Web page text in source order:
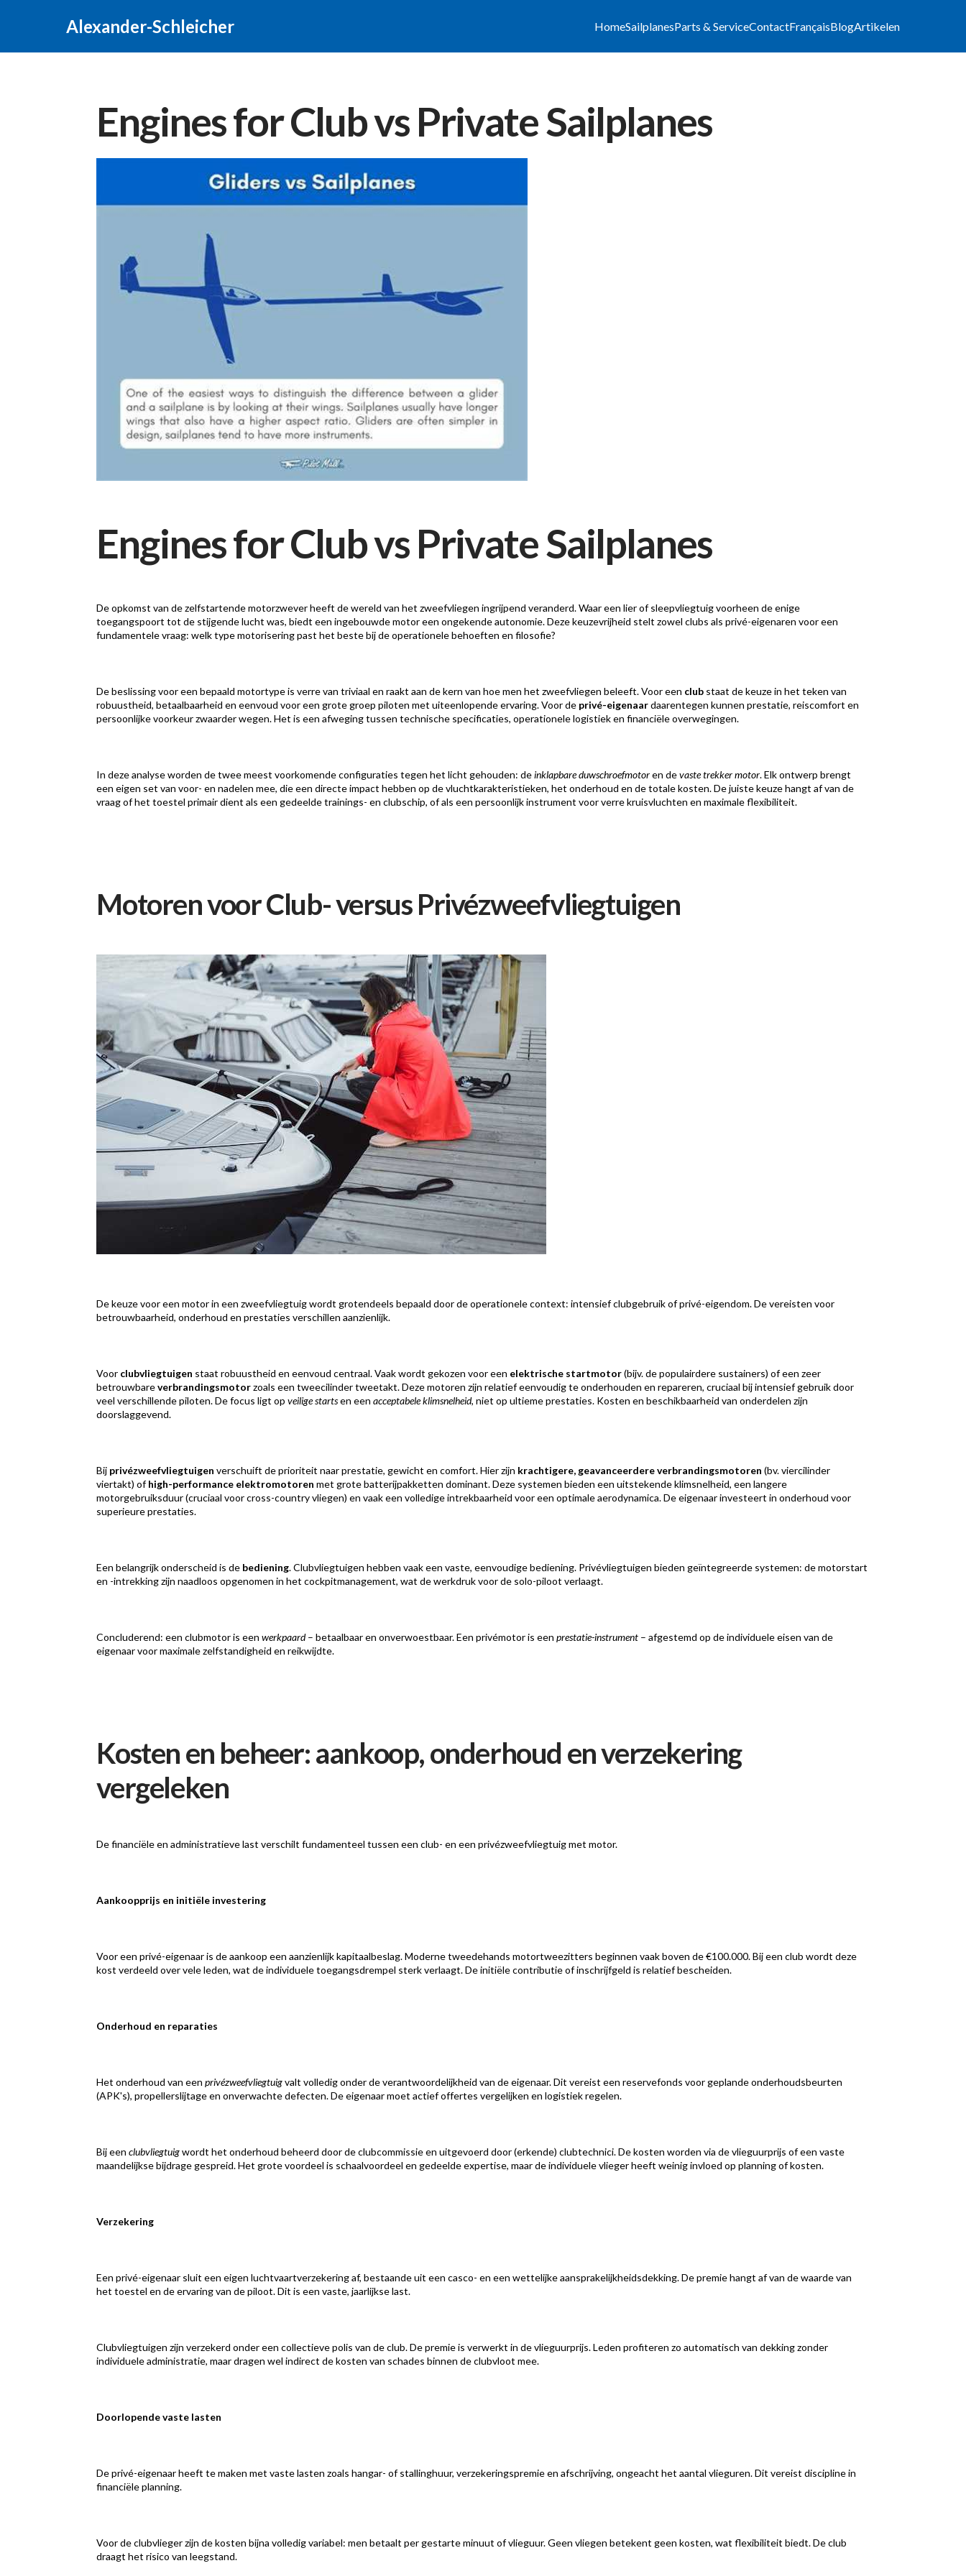
Alexander-Schleicher HomeSailplanesParts & ServiceContactFrançaisBlogArtikelen
Engines for Club vs Private Sailplanes
Engines for Club vs Private Sailplanes
De opkomst van de zelfstartende motorzwever heeft de wereld van het zweefvliegen ingrijpend veranderd. Waar een lier of sleepvliegtuig voorheen de enige
toegangspoort tot de stijgende lucht was, biedt een ingebouwde motor een ongekende autonomie. Deze keuzevrijheid stelt zowel clubs als privé-eigenaren voor een
fundamentele vraag: welk type motorisering past het beste bij de operationele behoeften en filosofie?
De beslissing voor een bepaald motortype is verre van triviaal en raakt aan de kern van hoe men het zweefvliegen beleeft. Voor een club staat de keuze in het teken van
robuustheid, betaalbaarheid en eenvoud voor een grote groep piloten met uiteenlopende ervaring. Voor de privé-eigenaardaarentegen kunnen prestatie, reiscomfort en
persoonlijke voorkeur zwaarder wegen. Het is een afweging tussen technische specificaties, operationele logistiek en financiële overwegingen.
In deze analyse worden de twee meest voorkomende configuraties tegen het licht gehouden: deinklapbare duwschroefmotoren devaste trekker motor. Elk ontwerp brengt
een eigen set van voor- en nadelen mee, die een directe impact hebben op de vluchtkarakteristieken, het onderhoud en de totale kosten. De juiste keuze hangt af van de
vraag of het toestel primair dient als een gedeelde trainings- en clubschip, of als een persoonlijk instrument voor verre kruisvluchten en maximale flexibiliteit.
Motoren voor Club- versus Privézweefvliegtuigen
De keuze voor een motor in een zweefvliegtuig wordt grotendeels bepaald door de operationele context: intensief clubgebruik of privé-eigendom. De vereisten voor
betrouwbaarheid, onderhoud en prestaties verschillen aanzienlijk.
Voor clubvliegtuigen staat robuustheid en eenvoud centraal. Vaak wordt gekozen voor een elektrische startmotor(bijv. de populairdere sustainers) of een zeer
betrouwbareverbrandingsmotorzoals een tweecilinder tweetakt. Deze motoren zijn relatief eenvoudig te onderhouden en repareren, cruciaal bij intensief gebruik door
veel verschillende piloten. De focus ligt opveilige startsen eenacceptabele klimsnelheid, niet op ultieme prestaties. Kosten en beschikbaarheid van onderdelen zijn
doorslaggevend.
Bij privézweefvliegtuigen verschuift de prioriteit naar prestatie, gewicht en comfort. Hier zijn krachtigere, geavanceerdere verbrandingsmotoren (bv. viercilinder
viertakt) ofhigh-performance elektromotoren met grote batterijpakketten dominant. Deze systemen bieden een uitstekende klimsnelheid, een langere
motorgebruiksduur (cruciaal voor cross-country vliegen) en vaak een volledige intrekbaarheid voor een optimale aerodynamica. De eigenaar investeert in onderhoud voor
superieure prestaties.
Een belangrijk onderscheid is de bediening. Clubvliegtuigen hebben vaak een vaste, eenvoudige bediening. Privévliegtuigen bieden geïntegreerde systemen: de motorstart
en -intrekking zijn naadloos opgenomen in het cockpitmanagement, wat de werkdruk voor de solo-piloot verlaagt.
Concluderend: een clubmotor is eenwerkpaard– betaalbaar en onverwoestbaar. Een privémotor is eenprestatie-instrument – afgestemd op de individuele eisen van de
eigenaar voor maximale zelfstandigheid en reikwijdte.
Kosten en beheer: aankoop, onderhoud en verzekering
vergeleken
De financiële en administratieve last verschilt fundamenteel tussen een club- en een privézweefvliegtuig met motor.
Aankoopprijs en initiële investering
Voor een privé-eigenaar is de aankoop een aanzienlijk kapitaalbeslag. Moderne tweedehands motortweezitters beginnen vaak boven de €100.000. Bij een club wordt deze
kost verdeeld over vele leden, wat de individuele toegangsdrempel sterk verlaagt. De initiële contributie of inschrijfgeld is relatief bescheiden.
Onderhoud en reparaties
Het onderhoud van eenprivézweefvliegtuigvalt volledig onder de verantwoordelijkheid van de eigenaar. Dit vereist een reservefonds voor geplande onderhoudsbeurten
(APK's), propellerslijtage en onverwachte defecten. De eigenaar moet actief offertes vergelijken en logistiek regelen.
Bij eenclubvliegtuigwordt het onderhoud beheerd door de clubcommissie en uitgevoerd door (erkende) clubtechnici. De kosten worden via de vlieguurprijs of een vaste
maandelijkse bijdrage gespreid. Het grote voordeel is schaalvoordeel en gedeelde expertise, maar de individuele vlieger heeft weinig invloed op planning of kosten.
Verzekering
Een privé-eigenaar sluit een eigen luchtvaartverzekering af, bestaande uit een casco- en een wettelijke aansprakelijkheidsdekking. De premie hangt af van de waarde van
het toestel en de ervaring van de piloot. Dit is een vaste, jaarlijkse last.
Clubvliegtuigen zijn verzekerd onder een collectieve polis van de club. De premie is verwerkt in de vlieguurprijs. Leden profiteren zo automatisch van dekking zonder
individuele administratie, maar dragen wel indirect de kosten van schades binnen de clubvloot mee.
Doorlopende vaste lasten
De privé-eigenaar heeft te maken met vaste lasten zoals hangar- of stallinghuur, verzekeringspremie en afschrijving, ongeacht het aantal vlieguren. Dit vereist discipline in
financiële planning.
Voor de clubvlieger zijn de kosten bijna volledig variabel: men betaalt per gestarte minuut of vlieguur. Geen vliegen betekent geen kosten, wat flexibiliteit biedt. De club
draagt het risico van leegstand.